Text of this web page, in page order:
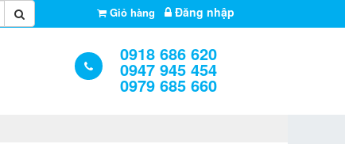
Giỏ hàng Đăng nhập
0918 686 620
0947 945 454
0979 685 660